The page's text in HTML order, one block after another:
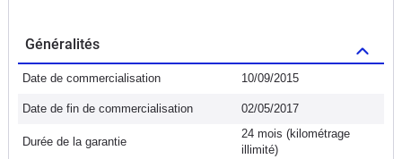
Généralités
Date de commercialisation 10/09/2015
Date de fin de commercialisation 02/05/2017
Durée de la garantie
24 mois (kilométrage
illimité)